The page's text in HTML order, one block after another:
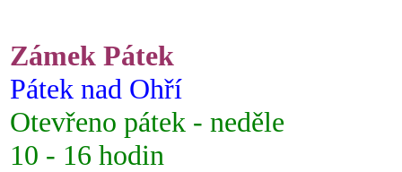
Zámek Pátek
Pátek nad Ohří
Otevřeno pátek - neděle
10 - 16 hodin